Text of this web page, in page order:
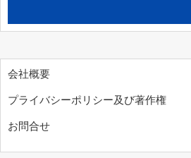
会社概要
プライバシーポリシー及び著作権
お問合せ